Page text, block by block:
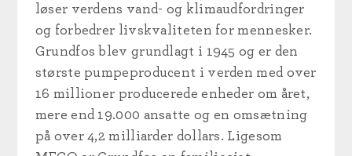
løser verdens vand- og klimaudfordringer
og forbedrer livskvaliteten for mennesker.
Grundfos blev grundlagt i 1945 og er den
største pumpeproducent i verden med over
16 millioner producerede enheder om året,
mere end 19.000 ansatte og en omsætning
på over 4,2 milliarder dollars. Ligesom